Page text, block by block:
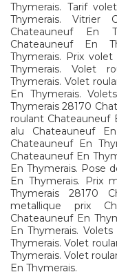
Thymerais. Tarif
Thymerais. Vitrier
Chateauneuf En
Chateauneuf En
Thymerais. Prix
Thymerais. Volet
Thymerais. Volet
En Thymerais.
Thymerais 28170
roulant Chateauneuf
alu Chateauneuf
Chateauneuf En
Chateauneuf En
En Thymerais. Pose
En Thymerais. Prix
Thymerais 28170
metallique prix
Chateauneuf En
En Thymerais.
Thymerais. Volet
Thymerais. Volet
En Thymerais.